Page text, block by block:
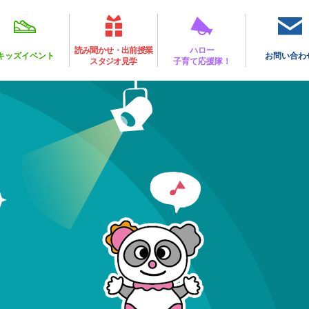
ッズイベント
読み聞かせ・出前授業
スタジオ見学
ハロー
子育て応援隊！
お問い合わ